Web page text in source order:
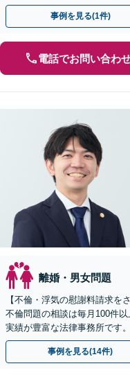
ます。【相模原駅徒歩12分】
事例を見る(1件)
電話でお問い合わ
離婚・男女問題
【不倫・浮気の慰謝料請求を
不倫問題の相談は毎月100件
実績が豊富な法律事務所です
ご契約まで対応可/来所不要】
事例を見る(14件)